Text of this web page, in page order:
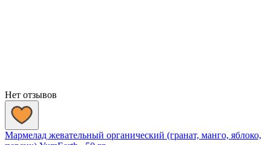
Нет отзывов
Мармелад жевательный органический (гранат, манго, яблоко,